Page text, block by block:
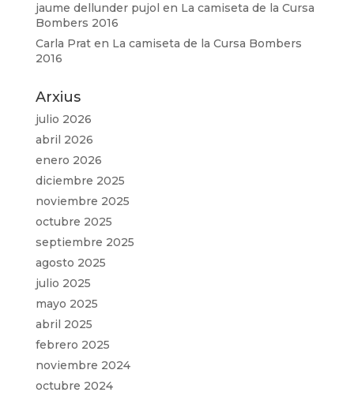
jaume dellunder pujol en La camiseta de la Cursa
Bombers 2016
Carla Praten La camiseta de la Cursa Bombers
2016
Arxius
julio 2026
abril 2026
enero 2026
diciembre 2025
noviembre 2025
octubre 2025
septiembre 2025
agosto 2025
julio 2025
mayo 2025
abril 2025
febrero 2025
noviembre 2024
octubre 2024